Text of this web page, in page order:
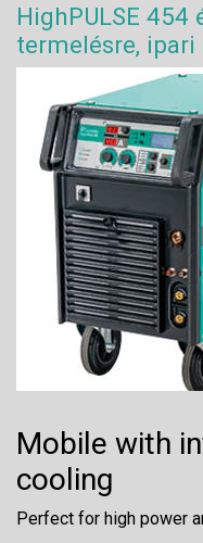
HighPULSE 454
termelésre,
Mobile with
cooling
Perfect for high power